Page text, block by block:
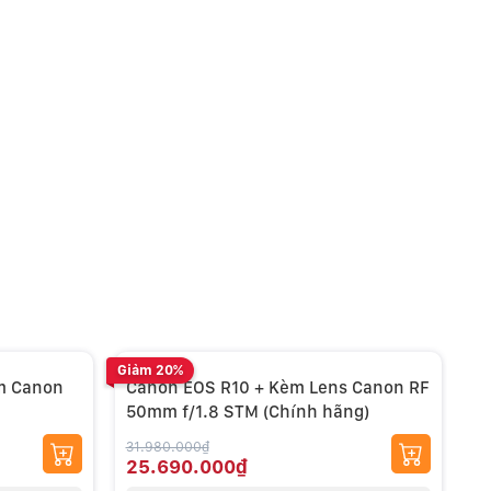
Canon
Giảm 20%
Canon EOS R10 + Kèm Lens Canon RF
50mm f/1.8 STM (Chính hãng)
31.980.000₫
25.690.000₫